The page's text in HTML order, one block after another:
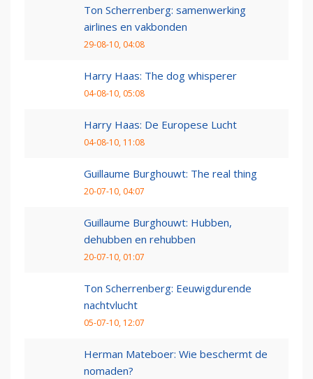
Ton Scherrenberg: samenwerking
airlines en vakbonden
29-08-10, 04:08
Harry Haas: The dog whisperer
04-08-10, 05:08
Harry Haas: De Europese Lucht
04-08-10, 11:08
Guillaume Burghouwt: The real thing
20-07-10, 04:07
Guillaume Burghouwt: Hubben,
dehubben en rehubben
20-07-10, 01:07
Ton Scherrenberg: Eeuwigdurende
nachtvlucht
05-07-10, 12:07
Herman Mateboer: Wie beschermt de
nomaden?